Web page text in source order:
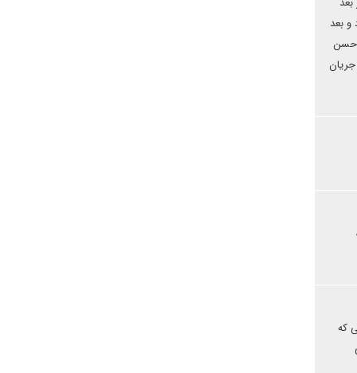
بعد
حسن
که